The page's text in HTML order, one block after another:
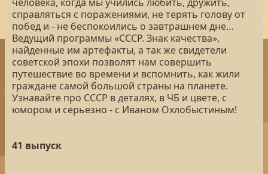
справляться с поражениями, не терять голову от
побед и - не беспокоились о завтрашнем дне…
Ведущий программы «СССР. Знак качества»,
найденные им артефакты, а так же свидетели
советской эпохи позволят нам совершить
путешествие во времени и вспомнить, как жили
граждане самой большой страны на планете.
Узнавайте про СССР в деталях, в ЧБ и цвете, с
юмором и серьезно - с Иваном Охлобыстиным!
41 выпуск